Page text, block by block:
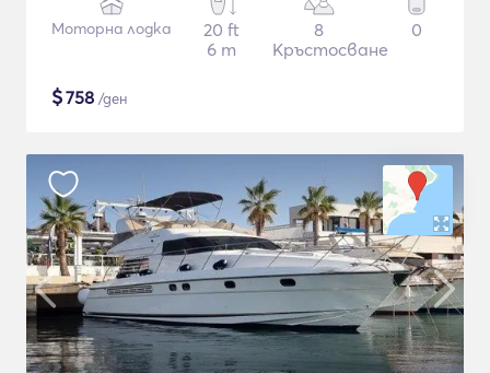
Моторна лодка
20 ft
6 m
8
Кръстосване
0
$758 /ден